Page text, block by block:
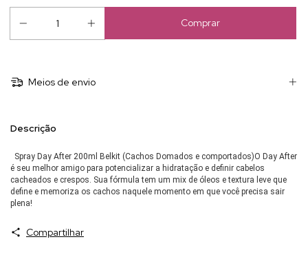
Meios de envio
Descrição
Spray Day After 200ml Belkit (Cachos Domados e comportados)O Day After
é seu melhor amigo para potencializar a hidratação e definir cabelos
cacheados e crespos. Sua fórmula tem um mix de óleos e textura leve que
define e memoriza os cachos naquele momento em que você precisa sair
plena!
Compartilhar